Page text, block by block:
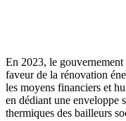
En 2023, le
faveur de la rénovation
les moyens financiers et
en dédiant une enveloppe
thermiques des bailleurs